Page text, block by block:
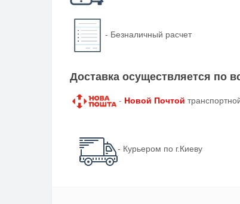
- Безналичный расчет
Доставка осуществляется по
- Новой Почтой
- Курьером по г.Киеву